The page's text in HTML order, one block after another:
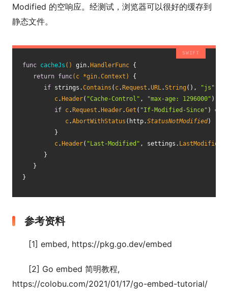
Modified 的空响应。经测试，浏览器可以很好的缓存到
静态文件。
func cacheJs () gin. HandlerFunc {
return func( c *gin.Context)
{
if strings.Contains ( c. Request .URL.String (), "js"
c. Header( "Cache-Control" , "max-age: 1296000" )
if c. Request . Header.Get ( "If-Modified-Since" ) ==
c.AbortWithStatus (http.StatusNotModified)
         }
c. Header( "Last-Modified" , settings. LastModified
      }
   }
}
参考资料
[1] embed, https://pkg.go.dev/embed
[2] Go embed 简明教程,
https://colobu.com/2021/01/17/go-embed-tutorial/